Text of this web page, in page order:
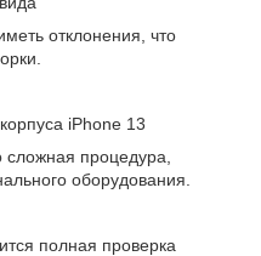
отклонения, что
iPhone 13
процедура,
оборудования.
полная проверка